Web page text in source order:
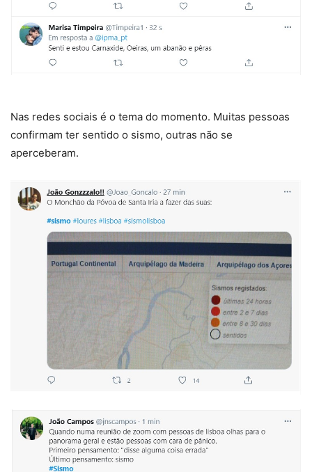
Nas redes sociais é o tema do momento. Muitas pessoas
confirmam ter sentido o sismo, outras não se
aperceberam.